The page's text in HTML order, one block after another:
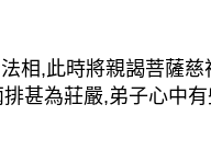
,此時將親謁菩薩慈
甚為莊嚴,弟子心中